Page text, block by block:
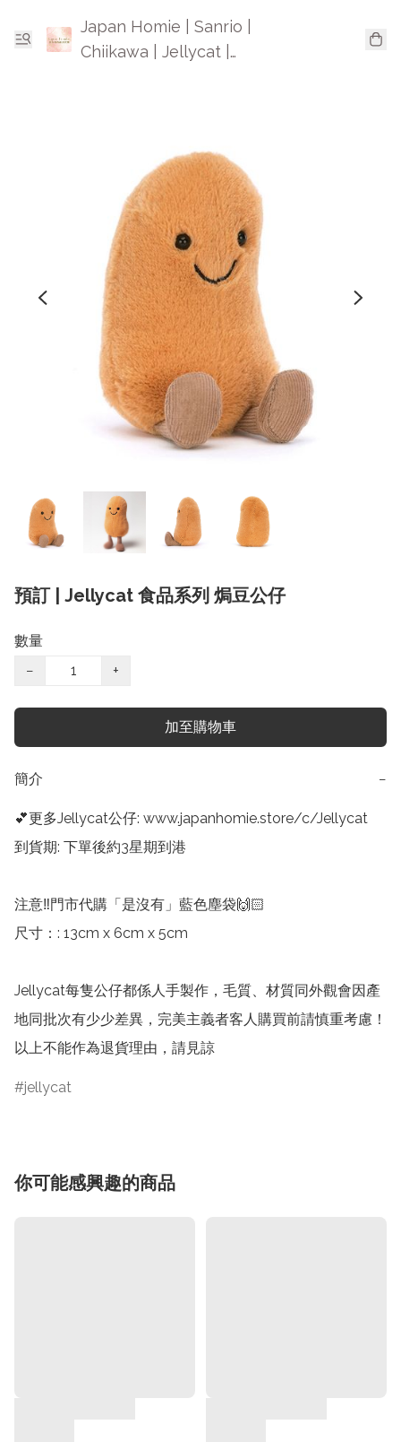
Japan Homie | Sanrio |
Chiikawa | Jellycat |
預訂 | Jellycat 食品系列 焗豆公仔
數量
−
+
加至購物車
簡介 −
💕更多Jellycat公仔: www.japanhomie.store/c/Jellycat
到貨期: 下單後約3星期到港
注意‼️門市代購「是沒有」藍色塵袋🙌🏻
尺寸：: 13cm x 6cm x 5cm
Jellycat每隻公仔都係人手製作，毛質、材質同外觀會因產
地同批次有少少差異，完美主義者客人購買前請慎重考慮！
以上不能作為退貨理由，請見諒
jellycat
你可能感興趣的商品